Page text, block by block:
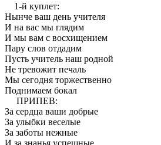
1-й куплет:
Нынче ваш день учителя
И на вас мы глядим
И мы вам с восхищением
Пару слов отдадим
Пусть учитель наш родной
Не тревожит печаль
Мы сегодня торжественно
Поднимаем бокал
ПРИПЕВ:
За сердца ваши добрые
За улыбки веселые
За заботы нежные
И за знанья успешные